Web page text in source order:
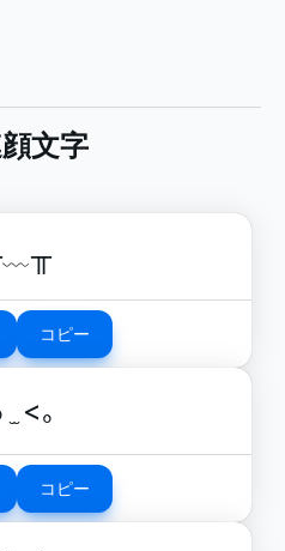
文字
コピー
<｡
コピー